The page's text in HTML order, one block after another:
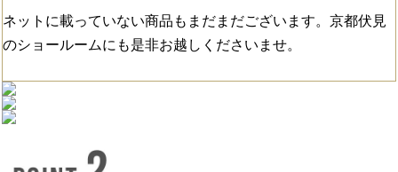
ネットに載っていない商品もまだまだございます。京都伏見
のショールームにも是非お越しくださいませ。